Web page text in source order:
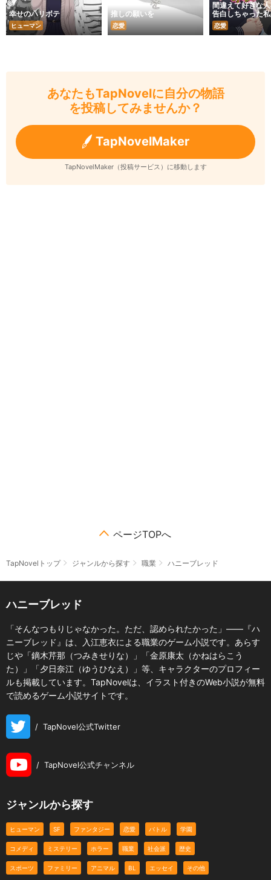
幸せのハリボテ
ヒューマン
推しの願いを
恋愛
間違えて好きな
告白しちゃった
は…？
恋愛
あなたもTapNovelに自分の物語
を投稿してみませんか？
TapNovelMaker
TapNovelMaker（投稿サービス）に移動します
ページTOPへ
TapNovelトップ ジャンルから探す 職業 ハニーブレッド
ハニーブレッド
「そんなつもりじゃなかった。ただ、認められたかった」――『ハ
ニーブレッド』は、入江恵衣による職業のゲーム小説です。あらす
じや「鏑木芹那（つみきせりな）」「金原康太（かねはらこう
た）」「夕日奈江（ゆうひなえ）」等、キャラクターのプロフィー
ルも掲載しています。TapNovelは、イラスト付きのWeb小説が無料
で読めるゲーム小説サイトです。
/ TapNovel公式Twitter
/ TapNovel公式チャンネル
ジャンルから探す
ヒューマン SF ファンタジー 恋愛 バトル 学園
コメディ ミステリー ホラー 職業 社会派 歴史
スポーツ ファミリー アニマル BL エッセイ その他